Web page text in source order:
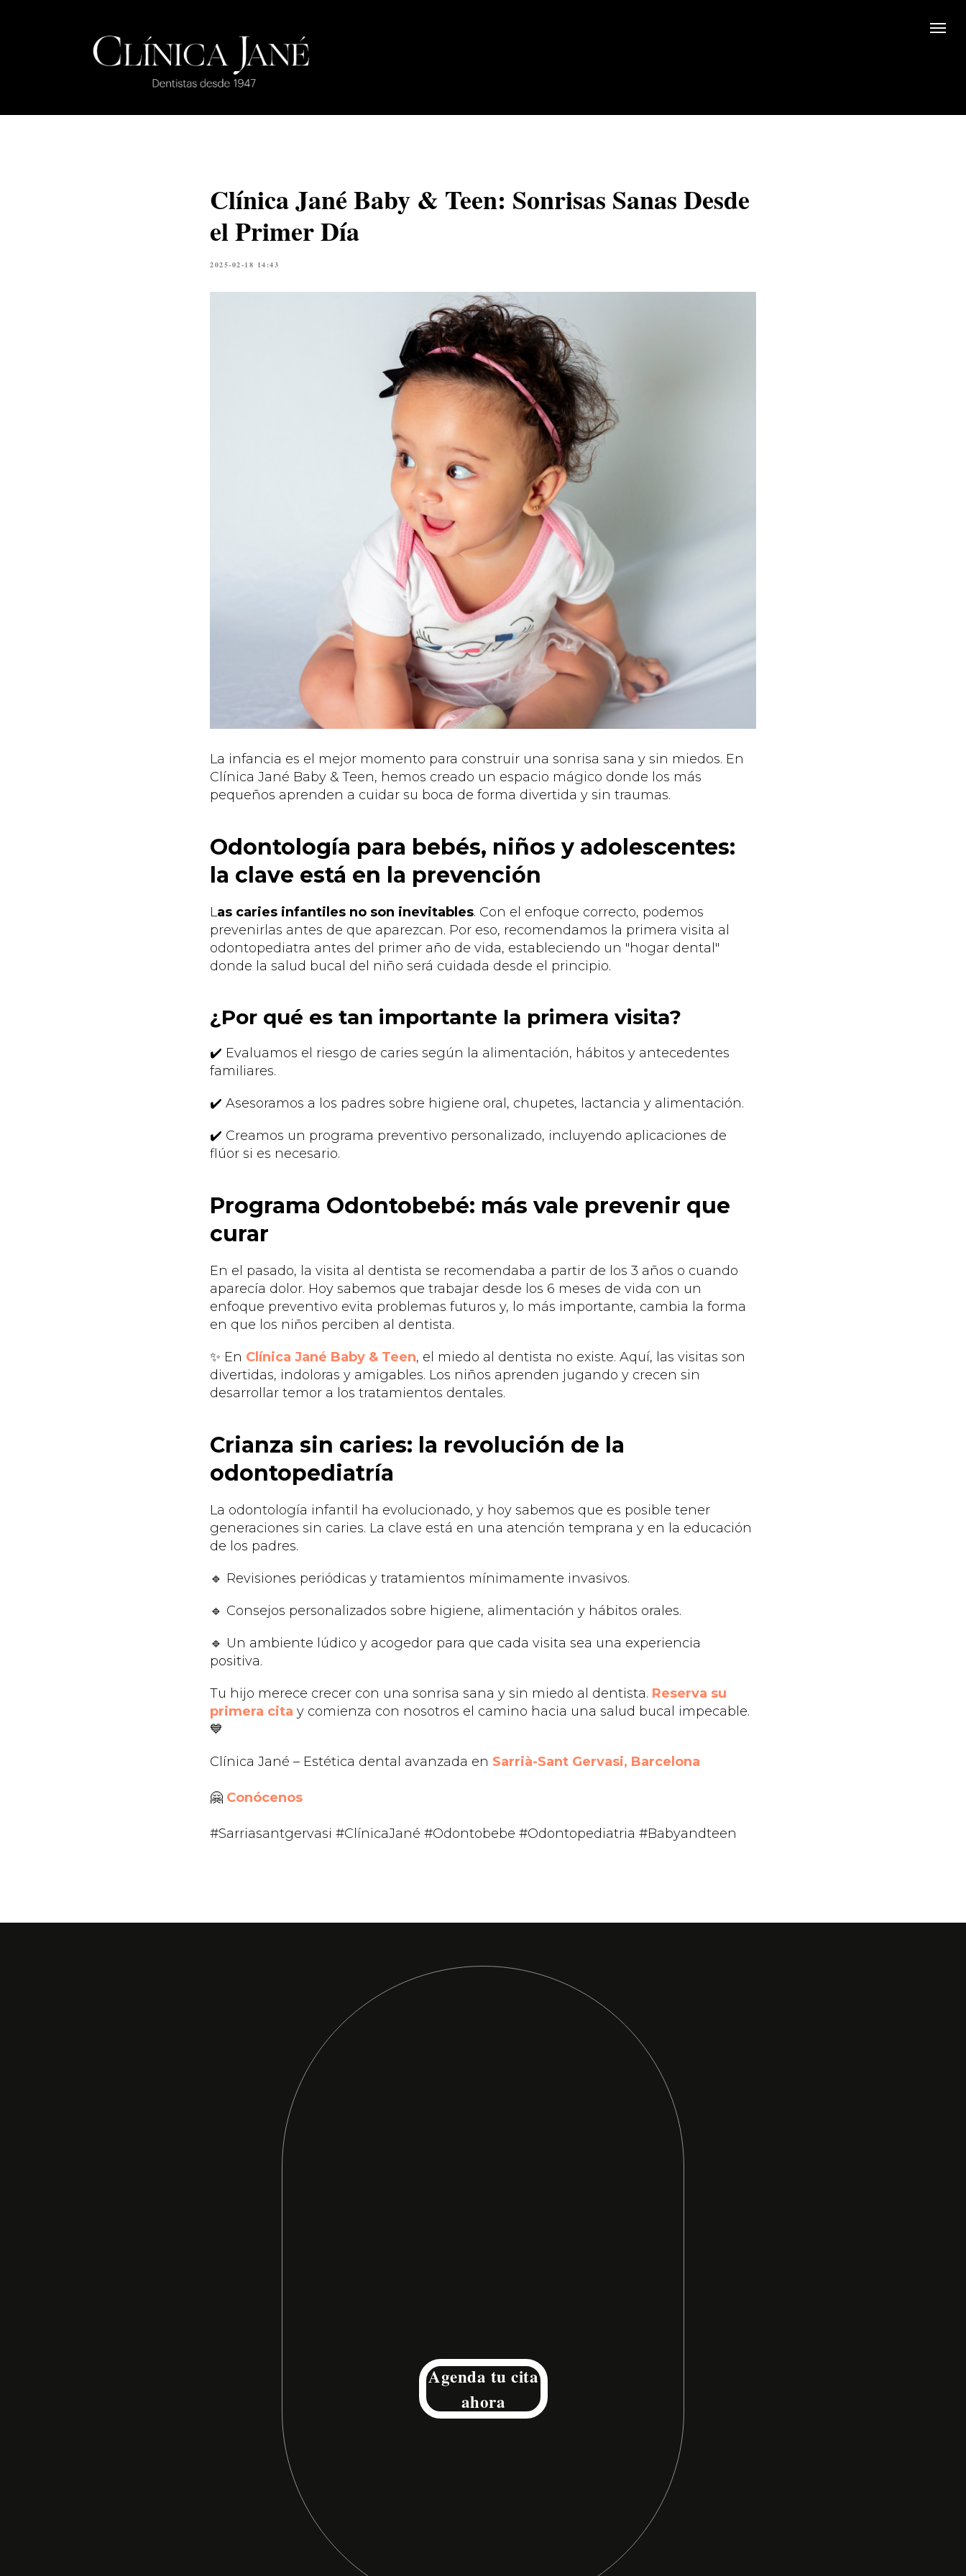
Clínica Jané Baby & Teen: Sonrisas Sanas Desde
el Primer Día
2025-02-18 14:43
La infancia es el mejor momento para construir una sonrisa sana y sin miedos. En
Clínica Jané Baby & Teen, hemos creado un espacio mágico donde los más
pequeños aprenden a cuidar su boca de forma divertida y sin traumas.
Odontología para bebés, niños y adolescentes:
la clave está en la prevención
Las caries infantiles no son inevitables. Con el enfoque correcto, podemos
prevenirlas antes de que aparezcan. Por eso, recomendamos la primera visita al
odontopediatra antes del primer año de vida, estableciendo un "hogar dental"
donde la salud bucal del niño será cuidada desde el principio.
¿Por qué es tan importante la primera visita?
✔️ Evaluamos el riesgo de caries según la alimentación, hábitos y antecedentes
familiares.
✔️ Asesoramos a los padres sobre higiene oral, chupetes, lactancia y alimentación.
✔️ Creamos un programa preventivo personalizado, incluyendo aplicaciones de
flúor si es necesario.
Programa Odontobebé: más vale prevenir que
curar
En el pasado, la visita al dentista se recomendaba a partir de los 3 años o cuando
aparecía dolor. Hoy sabemos que trabajar desde los 6 meses de vida con un
enfoque preventivo evita problemas futuros y, lo más importante, cambia la forma
en que los niños perciben al dentista.
✨ En Clínica Jané Baby & Teen, el miedo al dentista no existe. Aquí, las visitas son
divertidas, indoloras y amigables. Los niños aprenden jugando y crecen sin
desarrollar temor a los tratamientos dentales.
Crianza sin caries: la revolución de la
odontopediatría
La odontología infantil ha evolucionado, y hoy sabemos que es posible tener
generaciones sin caries. La clave está en una atención temprana y en la educación
de los padres.
🔹 Revisiones periódicas y tratamientos mínimamente invasivos.
🔹 Consejos personalizados sobre higiene, alimentación y hábitos orales.
🔹 Un ambiente lúdico y acogedor para que cada visita sea una experiencia
positiva.
Tu hijo merece crecer con una sonrisa sana y sin miedo al dentista. Reserva su
primera cita y comienza con nosotros el camino hacia una salud bucal impecable.
💙
Clínica Jané – Estética dental avanzada en Sarrià-Sant Gervasi, Barcelona
🤗 Conócenos
#Sarriasantgervasi #ClínicaJané #Odontobebe #Odontopediatria #Babyandteen
Agenda tu cita
ahora